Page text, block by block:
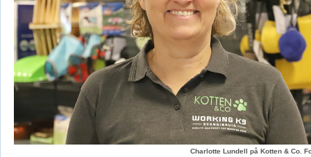
Charlotte Lundell på Kotten & Co.